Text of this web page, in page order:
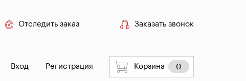
Отследить заказ Заказать звонок
Вход Регистрация Корзина 0